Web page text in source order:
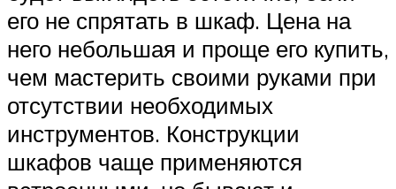
его не спрятать в шкаф. Цена на
него небольшая и проще его купить,
чем мастерить своими руками при
отсутствии необходимых
инструментов. Конструкции
шкафов чаще применяются